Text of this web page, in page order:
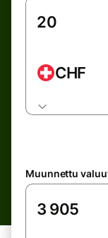
CHF
Muunnettu